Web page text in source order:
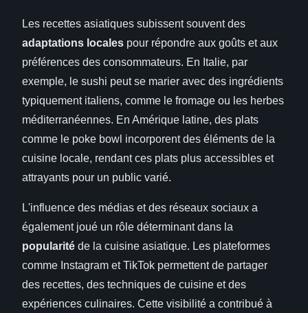
Les recettes asiatiques subissent souvent des
adaptations locales pour répondre aux goûts et aux
préférences des consommateurs. En Italie, par
exemple, le sushi peut se marier avec des ingrédients
typiquement italiens, comme le fromage ou les herbes
méditerranéennes. En Amérique latine, des plats
comme le poke bowl incorporent des éléments de la
cuisine locale, rendant ces plats plus accessibles et
attrayants pour un public varié.
L'influence des médias et des réseaux sociaux a
également joué un rôle déterminant dans la
popularité de la cuisine asiatique. Les plateformes
comme Instagram et TikTok permettent de partager
des recettes, des techniques de cuisine et des
expériences culinaires. Cette visibilité a contribué à